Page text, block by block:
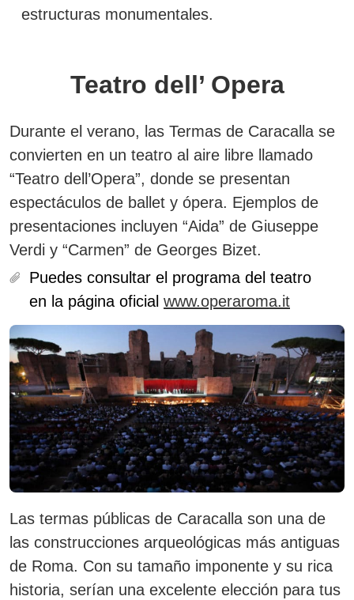
estructuras monumentales.
Teatro dell’ Opera
Durante el verano, las Termas de Caracalla se
convierten en un teatro al aire libre llamado
“Teatro dell’Opera”, donde se presentan
espectáculos de ballet y ópera. Ejemplos de
presentaciones incluyen “Aida” de Giuseppe
Verdi y “Carmen” de Georges Bizet.
Puedes consultar el programa del teatro
en la página oficial www.operaroma.it
Las termas públicas de Caracalla son una de
las construcciones arqueológicas más antiguas
de Roma. Con su tamaño imponente y su rica
historia, serían una excelente elección para tus